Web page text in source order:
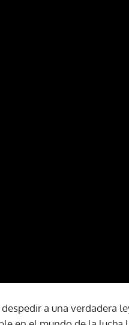
a una verdadera